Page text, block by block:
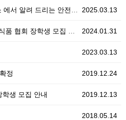
2025.03.13
알려 드리는 안전공지
2024.01.31
협회 장학생 모집 공…
2023.03.13
2019.12.24
정
2019.12.13
생 모집 안내
2018.05.14